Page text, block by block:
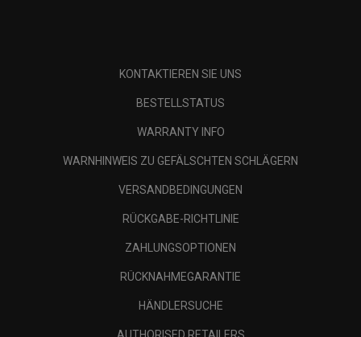
KONTAKTIEREN SIE UNS
BESTELLSTATUS
WARRANTY INFO
WARNHINWEIS ZU GEFÄLSCHTEN SCHLÄGERN
VERSANDBEDINGUNGEN
RÜCKGABE-RICHTLINIE
ZAHLUNGSOPTIONEN
RÜCKNAHMEGARANTIE
HÄNDLERSUCHE